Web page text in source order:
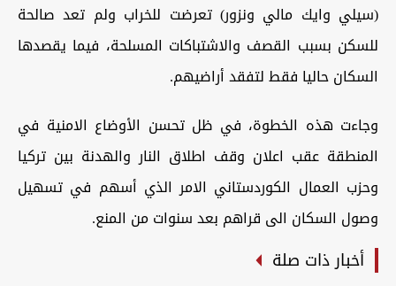
(سيلي وايك مالي ونزور) تعرضت للخراب ولم تعد صالحة
للسكن بسبب القصف والاشتباكات المسلحة، فيما يقصدها
السكان حاليا فقط لتفقد أراضيهم.
وجاءت هذه الخطوة، في ظل تحسن الأوضاع الامنية في
المنطقة عقب اعلان وقف اطلاق النار والهدنة بين تركيا
وحزب العمال الكوردستاني الامر الذي أسهم في تسهيل
وصول السكان الى قراهم بعد سنوات من المنع.
أخبار ذات صلة